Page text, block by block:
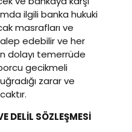
ilgili banka hukuki
masrafları ve
edebilir ve her
dolayı temerrüde
borcu gecikmeli
zarar ve
DELİL SÖZLEŞMESİ